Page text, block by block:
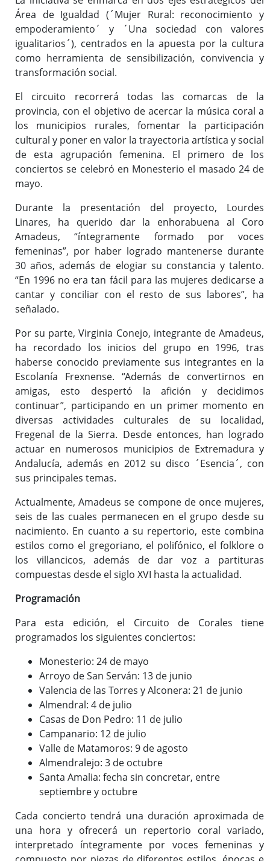
Área de Igualdad (´Mujer Rural: reconocimiento y
empoderamiento´ y ´Una sociedad con valores
igualitarios´), centrados en la apuesta por la cultura
como herramienta de sensibilización, convivencia y
transformación social.
El circuito recorrerá todas las comarcas de la
provincia, con el objetivo de acercar la música coral a
los municipios rurales, fomentar la participación
cultural y poner en valor la trayectoria artística y social
de esta agrupación femenina. El primero de los
conciertos se celebró en Monesterio el masado 24 de
mayo.
Durante la presentación del proyecto, Lourdes
Linares, ha querido dar la enhorabuena al Coro
Amadeus, “íntegramente formado por voces
femeninas”, por haber logrado mantenerse durante
30 años, además de elogiar su constancia y talento.
“En 1996 no era tan fácil para las mujeres dedicarse a
cantar y conciliar con el resto de sus labores”, ha
señalado.
Por su parte, Virginia Conejo, integrante de Amadeus,
ha recordado los inicios del grupo en 1996, tras
haberse conocido previamente sus integrantes en la
Escolanía Frexnense. “Además de convertirnos en
amigas, esto despertó la afición y decidimos
continuar”, participando en un primer momento en
diversas actividades culturales de su localidad,
Fregenal de la Sierra. Desde entonces, han logrado
actuar en numerosos municipios de Extremadura y
Andalucía, además en 2012 su disco ´Esencia´, con
sus principales temas.
Actualmente, Amadeus se compone de once mujeres,
seis de las cuales permanecen en el grupo desde su
nacimiento. En cuanto a su repertorio, este combina
estilos como el gregoriano, el polifónico, el folklore o
los villancicos, además de dar voz a partituras
compuestas desde el siglo XVI hasta la actualidad.
Programación
Para esta edición, el Circuito de Corales tiene
programados los siguientes conciertos:
Monesterio: 24 de mayo
Arroyo de San Serván: 13 de junio
Valencia de las Torres y Alconera: 21 de junio
Almendral: 4 de julio
Casas de Don Pedro: 11 de julio
Campanario: 12 de julio
Valle de Matamoros: 9 de agosto
Almendralejo: 3 de octubre
Santa Amalia: fecha sin concretar, entre
septiembre y octubre
Cada concierto tendrá una duración aproximada de
una hora y ofrecerá un repertorio coral variado,
interpretado íntegramente por voces femeninas y